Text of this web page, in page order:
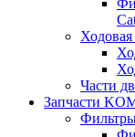
Ходовая
Части
Запчасти